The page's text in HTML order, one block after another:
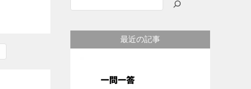
最近の記事